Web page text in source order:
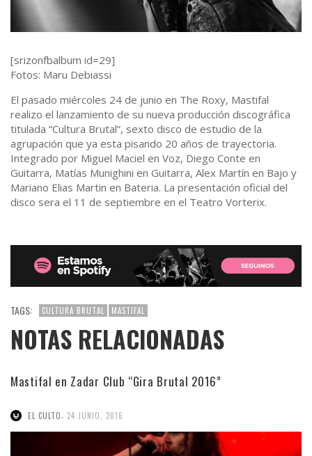
[srizonfbalbum id=29]
Fotos: Maru Debiassi
El pasado miércoles 24 de junio en The Roxy, Mastifal
realizo el lanzamiento de su nueva producción discográfica
titulada “Cultura Brutal”, sexto disco de estudio de la
agrupación que ya esta pisando 20 años de trayectoria.
Integrado por Miguel Maciel en Voz, Diego Conte en
Guitarra, Matías Munighini en Guitarra, Alex Martín en Bajo y
Mariano Elias Martin en Bateria. La presentación oficial del
disco sera el 11 de septiembre en el Teatro Vorterix.
TAGS: CULTURA BRUTAL MASTIFAL
NOTAS RELACIONADAS
Mastifal en Zadar Club “Gira Brutal 2016”
EL CULTO, 24 JUNIO, 2016